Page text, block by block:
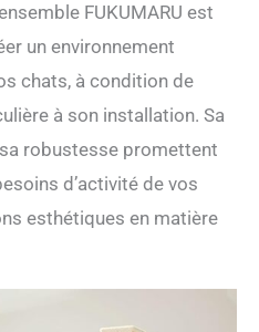
FUKUMARU est
un environnement
chats, à condition de
à son installation. Sa
robustesse promettent
d’activité de vos
esthétiques en matière